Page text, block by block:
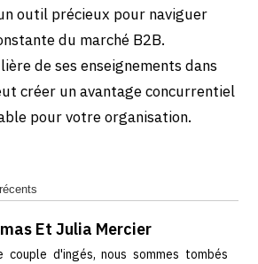
outil précieux pour naviguer
du marché B2B.
de ses enseignements dans
créer un avantage concurrentiel
pour votre organisation.
Et Julia Mercier
couple d'ingés, nous sommes tombés